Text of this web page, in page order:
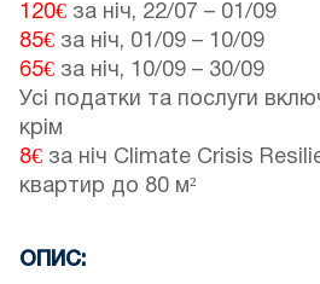
120€ за ніч, 22/07 – 01/09
85€ за ніч, 01/09 – 10/09
65€ за ніч, 10/09 – 30/09
Усі податки та послуги
крім
8€ за ніч Climate Crisis
квартир до 80 м²
ОПИС: